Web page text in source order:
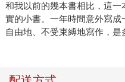
和我以前的幾本書相比，這
實的小書。一年時間意外寫
自由地、不受束縛地寫作，是